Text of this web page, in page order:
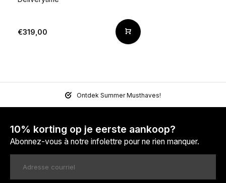
€319,00
Ontdek Summer Musthaves!
10% korting op je eerste aankoop?
Abonnez-vous à notre infolettre pour ne rien manquer.